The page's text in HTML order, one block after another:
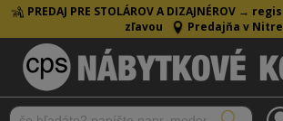
PREDAJ PRE STOLÁROV A DIZAJNÉROV →
zľavou
Predajňa v Nitre